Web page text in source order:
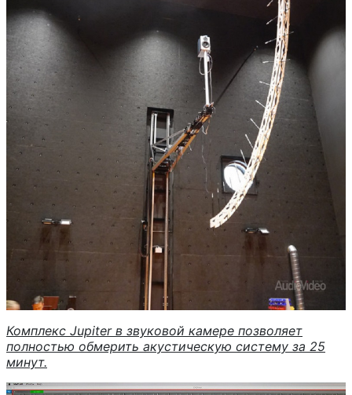
Комплекс Jupiter в звуковой камере позволяет
полностью обмерить акустическую систему за 25
минут.